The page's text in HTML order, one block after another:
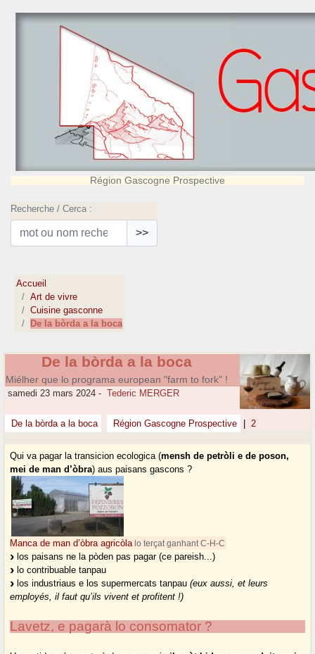
Région Gascogne Prospective
Recherche / Cerca :
>>
Accueil
Art de vivre
Cuisine gasconne
De la bòrda a la boca
De la bòrda a la boca
Miélher que lo programa european "farm to fork" !
samedi 23 mars 2024 - Tederic MERGER
De la bòrda a la boca Région Gascogne Prospective 2
Qui va pagar la transicion ecologica (mensh de petròli e de poson,
mei de man d’òbra) aus paisans gascons ?
Manca de man d’òbra agricòla lo terçat ganhant C-H-C
los paisans ne la pòden pas pagar (ce pareish...)
lo contribuable tanpau
los industriaus e los supermercats tanpau(eux aussi, et leurs
employés, il faut qu’ils vivent et profitent !)
Lavetz, e pagarà lo consomator ?